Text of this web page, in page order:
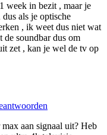
week in bezit , maar je
als je optische
, ik weet dus niet wat
soundbar dus om
zet , kan je wel de tv op
aan signaal uit? Heb